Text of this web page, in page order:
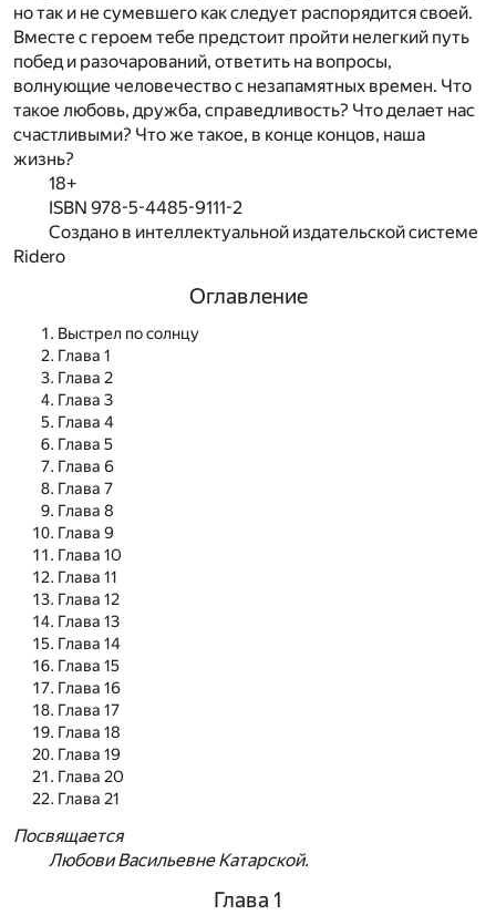
но так и не сумевшего как следует распорядится своей.
Вместе с героем тебе предстоит пройти нелегкий путь
побед и разочарований, ответить на вопросы,
волнующие человечество с незапамятных времен. Что
такое любовь, дружба, справедливость? Что делает нас
счастливыми? Что же такое, в конце концов, наша
жизнь?
18+
ISBN 978-5-4485-9111-2
Создано в интеллектуальной издательской системе
Ridero
Оглавление
Выстрел по солнцу
Глава 1
Глава 2
Глава 3
Глава 4
Глава 5
Глава 6
Глава 7
Глава 8
Глава 9
Глава 10
Глава 11
Глава 12
Глава 13
Глава 14
Глава 15
Глава 16
Глава 17
Глава 18
Глава 19
Глава 20
Глава 21
Посвящается
Любови Васильевне Катарской.
Глава 1